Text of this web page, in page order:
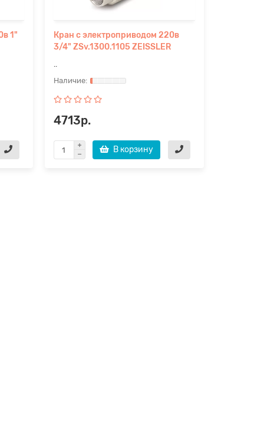
1"
Кран с электроприводом 220в
3/4" ZSv.1300.1105 ZEISSLER
..
4713р.
В корзину